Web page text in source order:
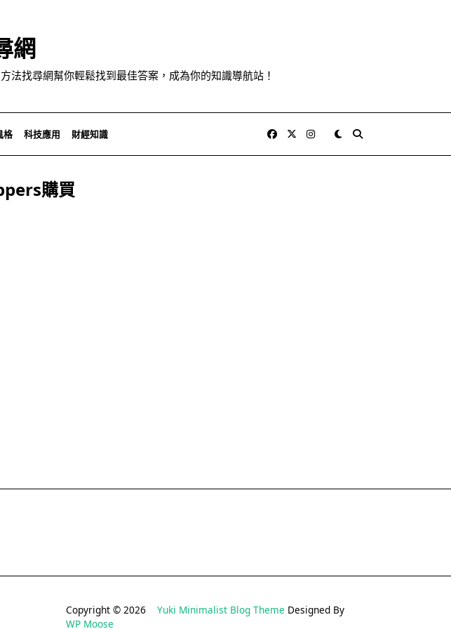
網
法找尋網幫你輕鬆找到最佳答案，成為你的知識導航站！
格 科技應用 財經知識
購買
Copyright © 2026Yuki Minimalist Blog Theme Designed By
WP Moose